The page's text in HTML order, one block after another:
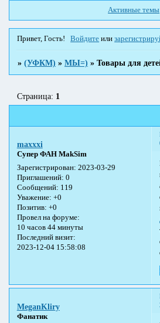
Активные темы
Привет, Гость! Войдите или
»(УФКМ) »МЫ=) »Товары для
Страница: 1
maxxxi
Супер ФАН MakSim
Зарегистрирован: 2023-03-29
Приглашений: 0
Сообщений: 119
Уважение: +0
Позитив: +0
Провел на форуме:
10 часов 44 минуты
Последний визит:
2023-12-04 15:58:08
MeganKliry
Фанатик